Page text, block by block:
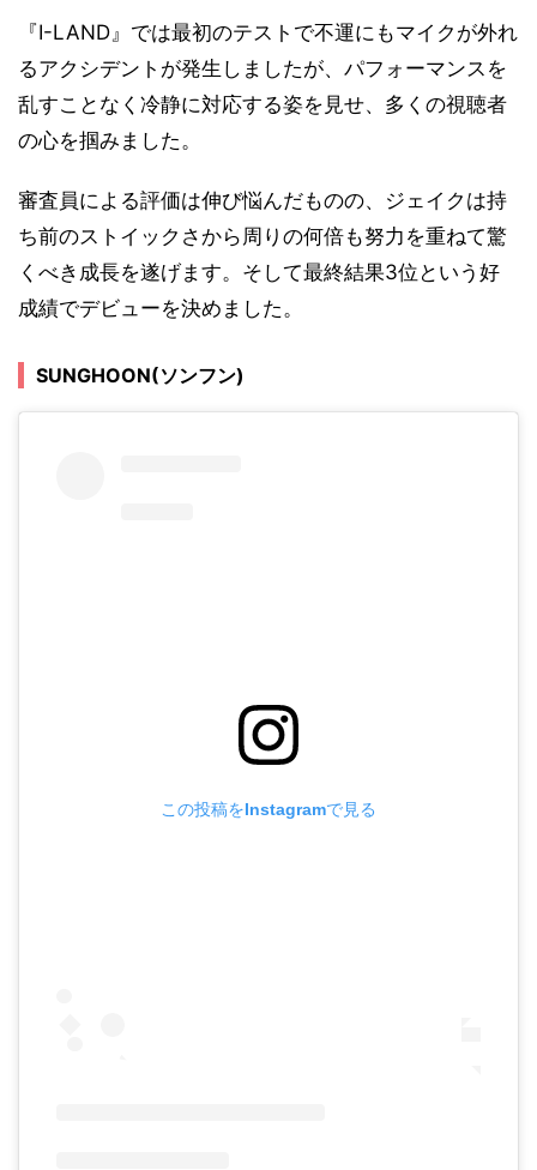
『I-LAND』では最初のテストで不運にもマイクが外れ
るアクシデントが発生しましたが、パフォーマンスを
乱すことなく冷静に対応する姿を見せ、多くの視聴者
の心を掴みました。
審査員による評価は伸び悩んだものの、ジェイクは持
ち前のストイックさから周りの何倍も努力を重ねて驚
くべき成長を遂げます。そして最終結果3位という好
成績でデビューを決めました。
SUNGHOON(ソンフン)
この投稿をInstagramで見る